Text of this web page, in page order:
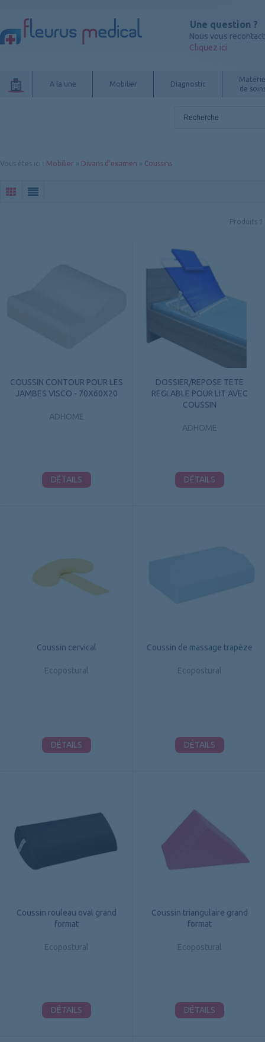
Une question ?
Nous vous
Cliquez ici
A la une Mobilier Diagnostic
de
Vous êtes ici Mobilier » Divans d'examen » Coussins
Produits 1
COUSSIN CONTOUR POUR LES
JAMBES VISCO - 70X60X20
ADHOME
DÉTAILS
DOSSIER/REPOSE TETE
REGLABLE POUR LIT AVEC
COUSSIN
ADHOME
DÉTAILS
Coussin cervical
Ecopostural
DÉTAILS
Coussin de massage trapèze
Ecopostural
DÉTAILS
Coussin rouleau oval grand
format
Ecopostural
DÉTAILS
Coussin triangulaire grand
format
Ecopostural
DÉTAILS